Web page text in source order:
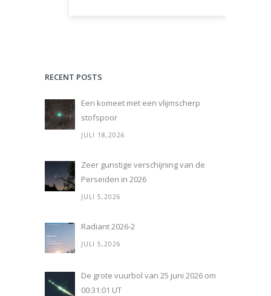
RECENT POSTS
Een komeet met een vlijmscherp
stofspoor
JULI 18,2026
Zeer gunstige verschijning van de
Perseïden in 2026
JULI 5,2026
Radiant 2026-2
JULI 5,2026
De grote vuurbol van 25 juni 2026 om
00:31:01 UT